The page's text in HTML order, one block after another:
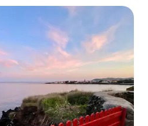
s oznakom „Odabrali gosti”